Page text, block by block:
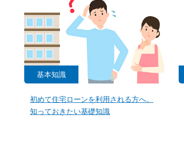
基本知識
初めて住宅ローンを利用される方へ。
知っておきたい基礎知識